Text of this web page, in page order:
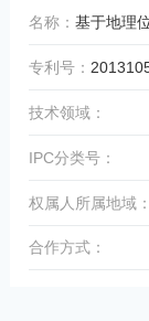
名称：基于地理
专利号：
技术领域：
IPC分类号：
权属人所属地域：
合作方式：